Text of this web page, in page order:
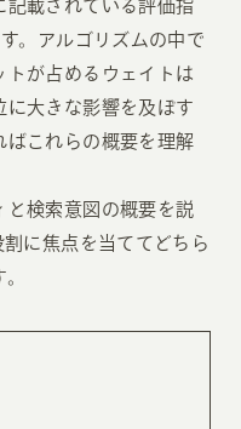
記載されている評価指
。アルゴリズムの中で
トが占めるウェイトは
大きな影響を及ぼす
ばこれらの概要を理解
と検索意図の概要を説
に焦点を当ててどちら